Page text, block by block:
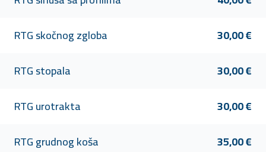
RTG skočnog zgloba
30,00 €
RTG stopala
30,00 €
RTG urotrakta
30,00 €
RTG grudnog koša
35,00 €